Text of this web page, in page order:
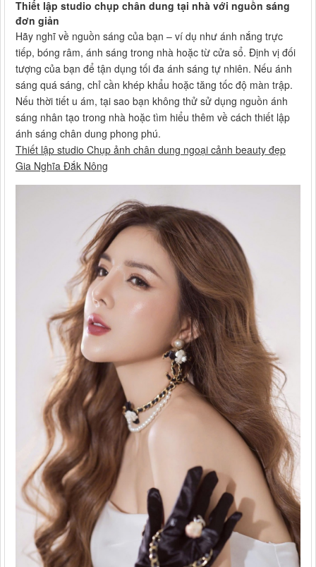
Thiết lập studio chụp chân dung tại nhà với nguồn sáng
đơn giản
Hãy nghĩ về nguồn sáng của bạn – ví dụ như ánh nắng trực
tiếp, bóng râm, ánh sáng trong nhà hoặc từ cửa sổ. Định vị đối
tượng của bạn để tận dụng tối đa ánh sáng tự nhiên. Nếu ánh
sáng quá sáng, chỉ cần khép khẩu hoặc tăng tốc độ màn trập.
Nếu thời tiết u ám, tại sao bạn không thử sử dụng nguồn ánh
sáng nhân tạo trong nhà hoặc tìm hiểu thêm về cách thiết lập
ánh sáng chân dung phong phú.
Thiết lập studio Chụp ảnh chân dung ngoại cảnh beauty đẹp
Gia Nghĩa Đắk Nông